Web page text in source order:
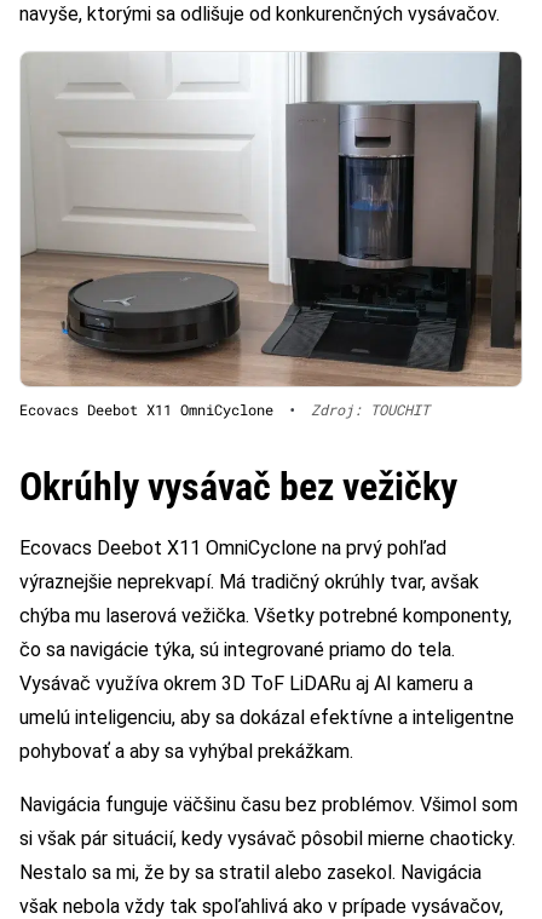
navyše, ktorými sa odlišuje od konkurenčných vysávačov.
Ecovacs Deebot X11 OmniCyclone • Zdroj: TOUCHIT
Okrúhly vysávač bez vežičky
Ecovacs Deebot X11 OmniCyclone na prvý pohľad
výraznejšie neprekvapí. Má tradičný okrúhly tvar, avšak
chýba mu laserová vežička. Všetky potrebné komponenty,
čo sa navigácie týka, sú integrované priamo do tela.
Vysávač využíva okrem 3D ToF LiDARu aj AI kameru a
umelú inteligenciu, aby sa dokázal efektívne a inteligentne
pohybovať a aby sa vyhýbal prekážkam.
Navigácia funguje väčšinu času bez problémov. Všimol som
si však pár situácií, kedy vysávač pôsobil mierne chaoticky.
Nestalo sa mi, že by sa stratil alebo zasekol. Navigácia
však nebola vždy tak spoľahlivá ako v prípade vysávačov,